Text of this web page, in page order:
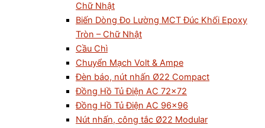
Chữ Nhật
Biến Dòng Đo Lường MCT Đúc Khối Epoxy
Tròn – Chữ Nhật
Cầu Chì
Chuyển Mạch Volt & Ampe
Đèn báo, nút nhấn Ø22 Compact
Đồng Hồ Tủ Điện AC 72×72
Đồng Hồ Tủ Điện AC 96×96
Nút nhấn, công tắc Ø22 Modular